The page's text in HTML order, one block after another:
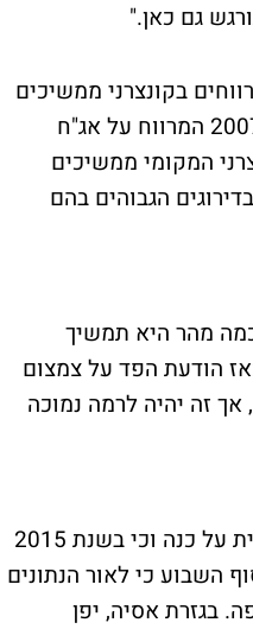
גם כאן."
בקונצרני ממשיכים
לרדת. בסקטור הבנקים, שוברים המרווחים שיא שלילי שלא היה כמותו מאז 2007 המרווח על אג"ח
הקונצרני המקומי ממשיכים
הגבוהים בהם
המרכזית היא כמה מהר היא תמשיך
הודעת הפד על צמצום
זה יהיה לרמה נמוכה
נגיד הפדרל ריזרב הודיע כי ככל הנראה גם בשנת 2014 תישאר הריבית האפסית על כנה וכי בשנת 2015
הודיע בסוף השבוע כי לאור הנתונים
בגזרת אסיה, יפן